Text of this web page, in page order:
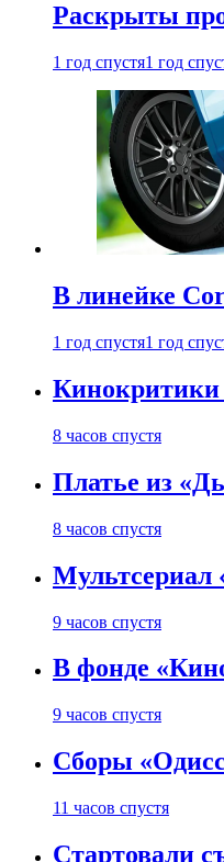
Раскрыты
1 год спустя1 год
В линейке
1 год спустя1 год
Кинокритики
8 часов спустя
Платье из
8 часов спустя
Мультсериал
9 часов спустя
В фонде
9 часов спустя
Сборы
11 часов спустя
Стартовали